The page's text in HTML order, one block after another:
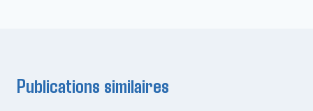
Publications similaires